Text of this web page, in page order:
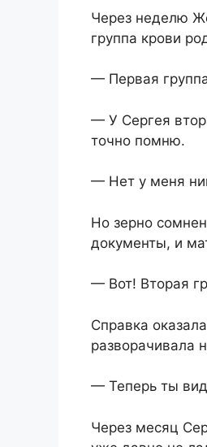
Через неделю
группа крови
— Первая
— У Сергея
точно помню.
— Нет у меня
Но зерно
документы, и
— Вот! Вторая
Справка
разворачивала
— Теперь ты
Через месяц